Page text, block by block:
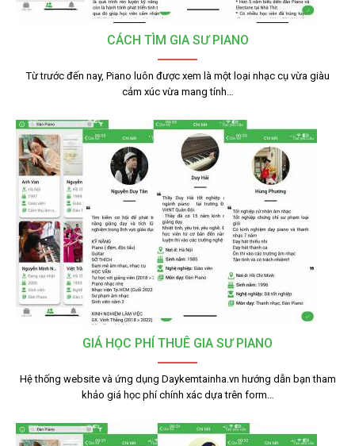
CÁCH TÌM GIA SƯ PIANO
Từ trước đến nay, Piano luôn được xem là một loại nhạc cụ vừa giàu
cảm xúc vừa mang tính…
GIÁ HỌC PHÍ THUÊ GIA SƯ PIANO
Hệ thống website và ứng dụng Daykemtainha.vn hướng dẫn bạn tham
khảo giá học phí chính xác dựa trên form…